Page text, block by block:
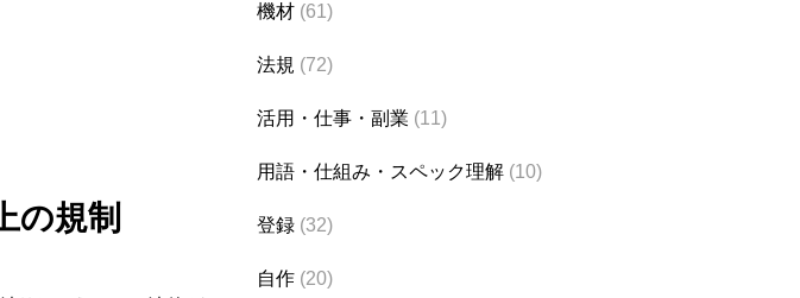
の規制
機材 (61)
法規 (72)
活用・仕事・副業 (11)
用語・仕組み・スペック理解 (10)
登録 (32)
自作 (20)